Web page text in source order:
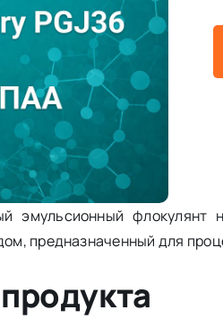
эмульсионный
предназначенный для